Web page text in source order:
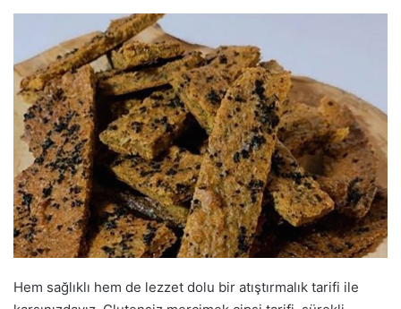
r
e
-
p
o
s
t
a
g
ö
n
e
Hem sağlıklı hem de lezzet dolu bir atıştırmalık tarifi ile